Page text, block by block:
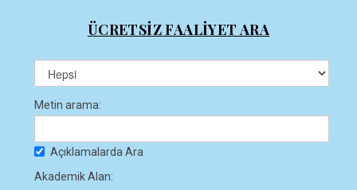
ÜCRETSİZ FAALİYET ARA
Metin arama:
Açıklamalarda Ara
Akademik Alan: